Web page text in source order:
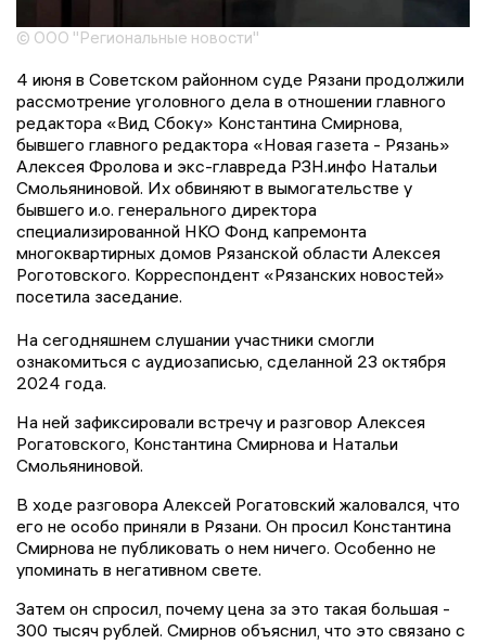
© ООО "Региональные новости"
4 июня в Советском районном суде Рязани продолжили
рассмотрение уголовного дела в отношении главного
редактора «Вид Сбоку» Константина Смирнова,
бывшего главного редактора «Новая газета - Рязань»
Алексея Фролова и экс-главреда РЗН.инфо Натальи
Смольяниновой. Их обвиняют в вымогательстве у
бывшего и.о. генерального директора
специализированной НКО Фонд капремонта
многоквартирных домов Рязанской области Алексея
Роготовского. Корреспондент «Рязанских новостей»
посетила заседание.
На сегодняшнем слушании участники смогли
ознакомиться с аудиозаписью, сделанной 23 октября
2024 года.
На ней зафиксировали встречу и разговор Алексея
Рогатовского, Константина Смирнова и Натальи
Смольяниновой.
В ходе разговора Алексей Рогатовский жаловался, что
его не особо приняли в Рязани. Он просил Константина
Смирнова не публиковать о нем ничего. Особенно не
упоминать в негативном свете.
Затем он спросил, почему цена за это такая большая -
300 тысяч рублей. Смирнов объяснил, что это связано с